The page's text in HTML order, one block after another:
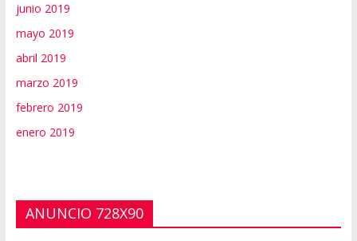
junio 2019
mayo 2019
abril 2019
marzo 2019
febrero 2019
enero 2019
ANUNCIO 728X90